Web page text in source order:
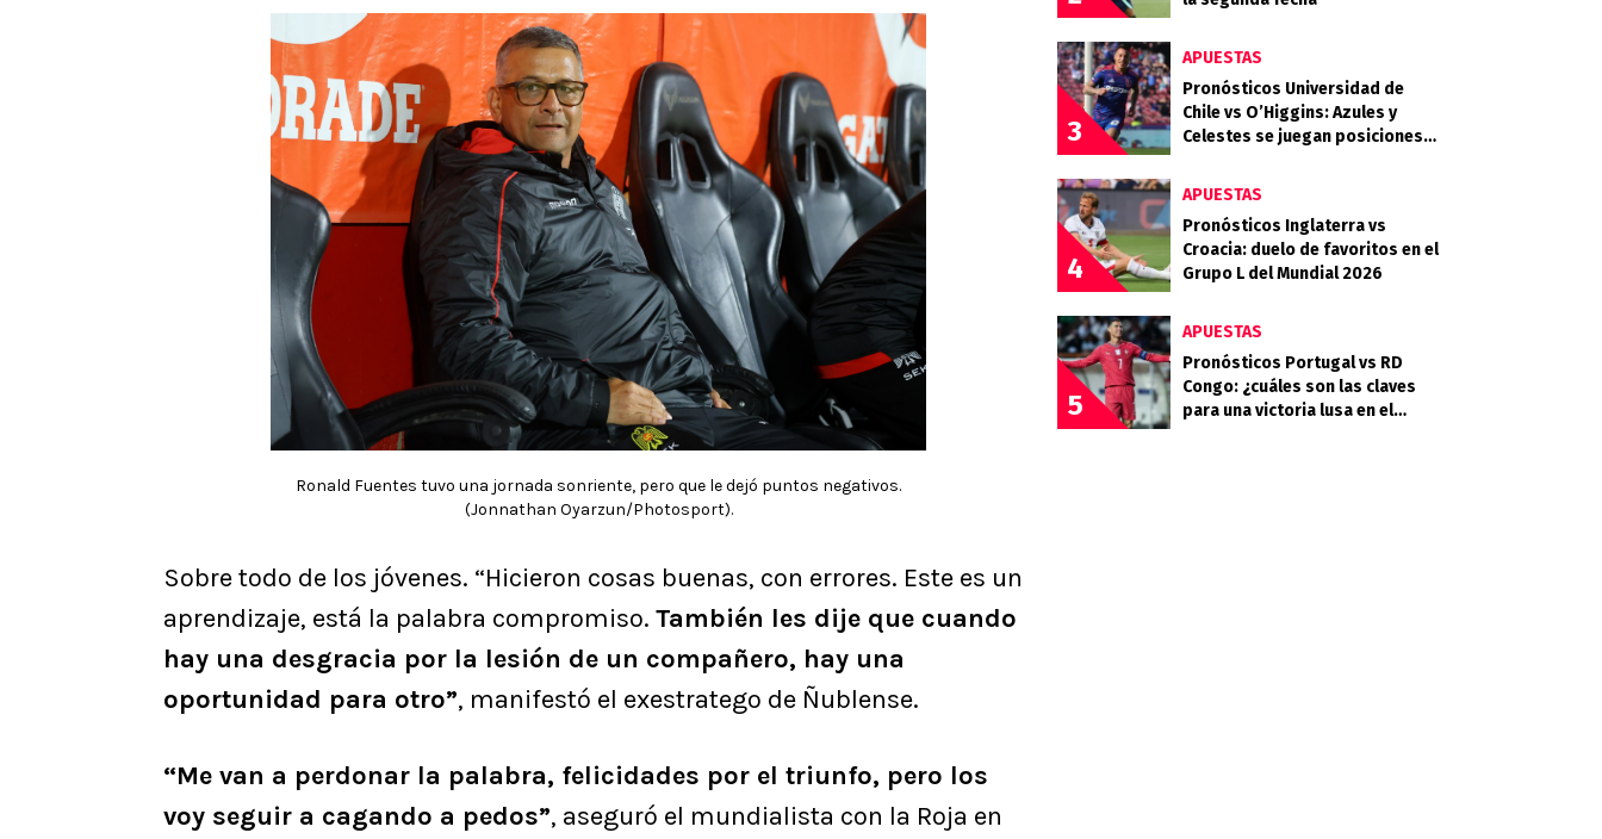
Ronald Fuentes tuvo una jornada sonriente, pero que le dejó puntos negativos.
(Jonnathan Oyarzun/Photosport).
Sobre todo de los jóvenes. “Hicieron cosas buenas, con errores. Este es un
aprendizaje, está la palabra compromiso. También les dije que cuando
hay una desgracia por la lesión de un compañero, hay una
oportunidad para otro”, manifestó el exestratego de Ñublense.
“Me van a perdonar la palabra, felicidades por el triunfo, pero los
voy seguir a cagando a pedos”, aseguró el mundialista con la Roja en
3
APUESTAS
Pronósticos Universidad de
Chile vs O’Higgins: Azules y
Celestes se juegan posiciones
4
APUESTAS
Pronósticos Inglaterra vs
Croacia: duelo de favoritos en el
Grupo L del Mundial 2026
5
APUESTAS
Pronósticos Portugal vs RD
Congo: ¿cuáles son las claves
para una victoria lusa en el